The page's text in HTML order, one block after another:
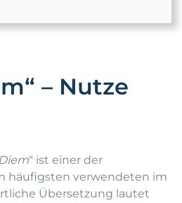
– Nutze
“ ist einer der
häufigsten verwendeten im
Übersetzung lautet